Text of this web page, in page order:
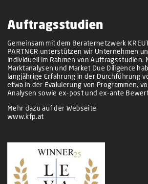
Auftragsstudien
Gemeinsam mit dem Beraternetzwerk
PARTNER unterstützen wir Unternehmen
individuell im Rahmen von Auftragsstudien.
Marktanalysen und Market Due Diligence
langjährige Erfahrung in der Durchführung
etwa in der Evaluierung von Programmen,
Analysen sowie ex-post und ex-ante
Mehr dazu auf der Webseite
www.kfp.at